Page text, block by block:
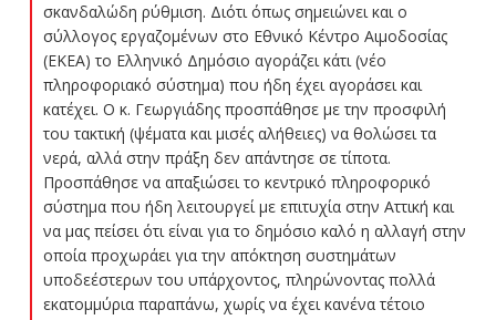
σκανδαλώδη ρύθμιση. Διότι όπως σημειώνει και ο
σύλλογος εργαζομένων στο Εθνικό Κέντρο Αιμοδοσίας
(ΕΚΕΑ) το Ελληνικό Δημόσιο αγοράζει κάτι (νέο
πληροφοριακό σύστημα) που ήδη έχει αγοράσει και
κατέχει. Ο κ. Γεωργιάδης προσπάθησε με την προσφιλή
του τακτική (ψέματα και μισές αλήθειες) να θολώσει τα
νερά, αλλά στην πράξη δεν απάντησε σε τίποτα.
Προσπάθησε να απαξιώσει το κεντρικό πληροφορικό
σύστημα που ήδη λειτουργεί με επιτυχία στην Αττική και
να μας πείσει ότι είναι για το δημόσιο καλό η αλλαγή στην
οποία προχωράει για την απόκτηση συστημάτων
υποδεέστερων του υπάρχοντος, πληρώνοντας πολλά
εκατομμύρια παραπάνω, χωρίς να έχει κανένα τέτοιο